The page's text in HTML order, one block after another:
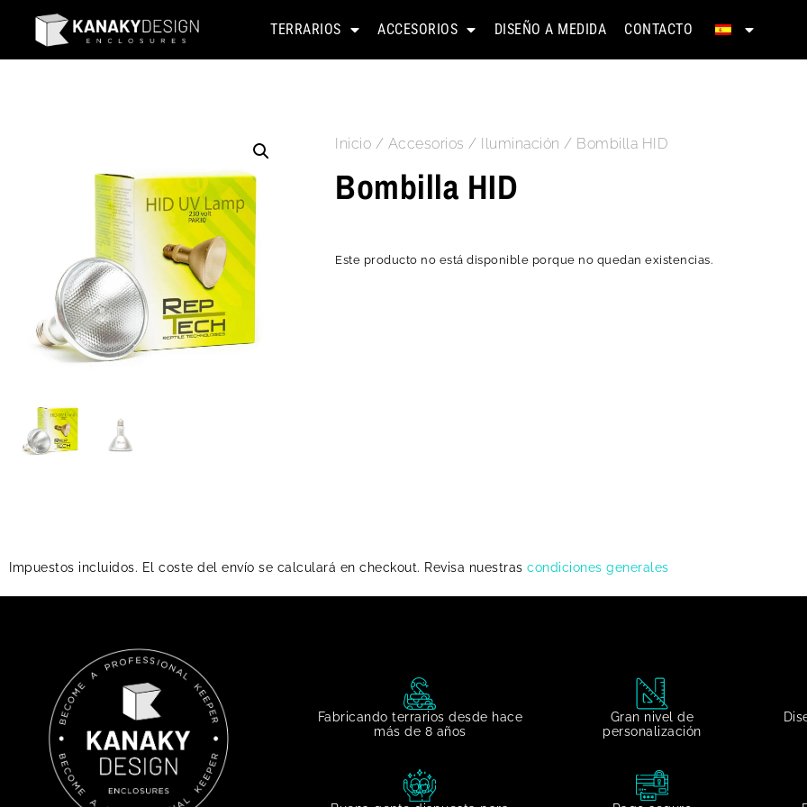
TERRARIOS ACCESORIOS DISEÑO A MEDIDA CONTACTO
Inicio / Accesorios / Iluminación / Bombilla HID
Bombilla HID
Este producto no está disponible porque no quedan existencias.
Impuestos incluidos. El coste del envío se calculará en checkout. Revisa nuestras condiciones generales
Fabricando terrarios desde hace
más de 8 años
Gran nivel de
personalización​